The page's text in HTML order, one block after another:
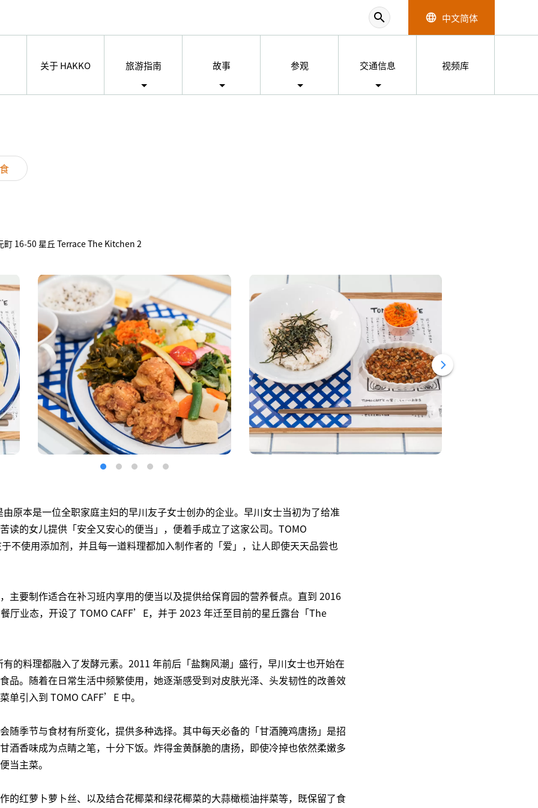
search language 中文简体
关于 HAKKO 旅游指南 故事 参观 交通信息 视频库
16-50 星丘 Terrace The Kitchen 2
原本是一位全职家庭主妇的早川友子女士创办的企业。早川女士当初为了给准
读的女儿提供「安全又安心的便当」，便着手成立了这家公司。TOMO
不使用添加剂，并且每一道料理都加入制作者的「爱」，让人即使天天品尝也
主要制作适合在补习班内享用的便当以及提供给保育园的营养餐点。直到 2016
厅业态，开设了 TOMO CAFF’E，并于 2023 年迁至目前的星丘露台「The
的料理都融入了发酵元素。2011 年前后「盐麴风潮」盛行，早川女士也开始在
品。随着在日常生活中频繁使用，她逐渐感受到对皮肤光泽、头发韧性的改善效
单引入到 TOMO CAFF’E 中。
随季节与食材有所变化，提供多种选择。其中每天必备的「甘酒腌鸡唐扬」是招
酒香味成为点睛之笔，十分下饭。炸得金黄酥脆的唐扬，即使冷掉也依然柔嫩多
当主菜。
的红萝卜萝卜丝、以及结合花椰菜和绿花椰菜的大蒜橄榄油拌菜等，既保留了食